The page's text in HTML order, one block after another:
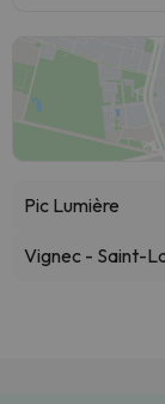
Pic Lumière
Vignec - Saint-